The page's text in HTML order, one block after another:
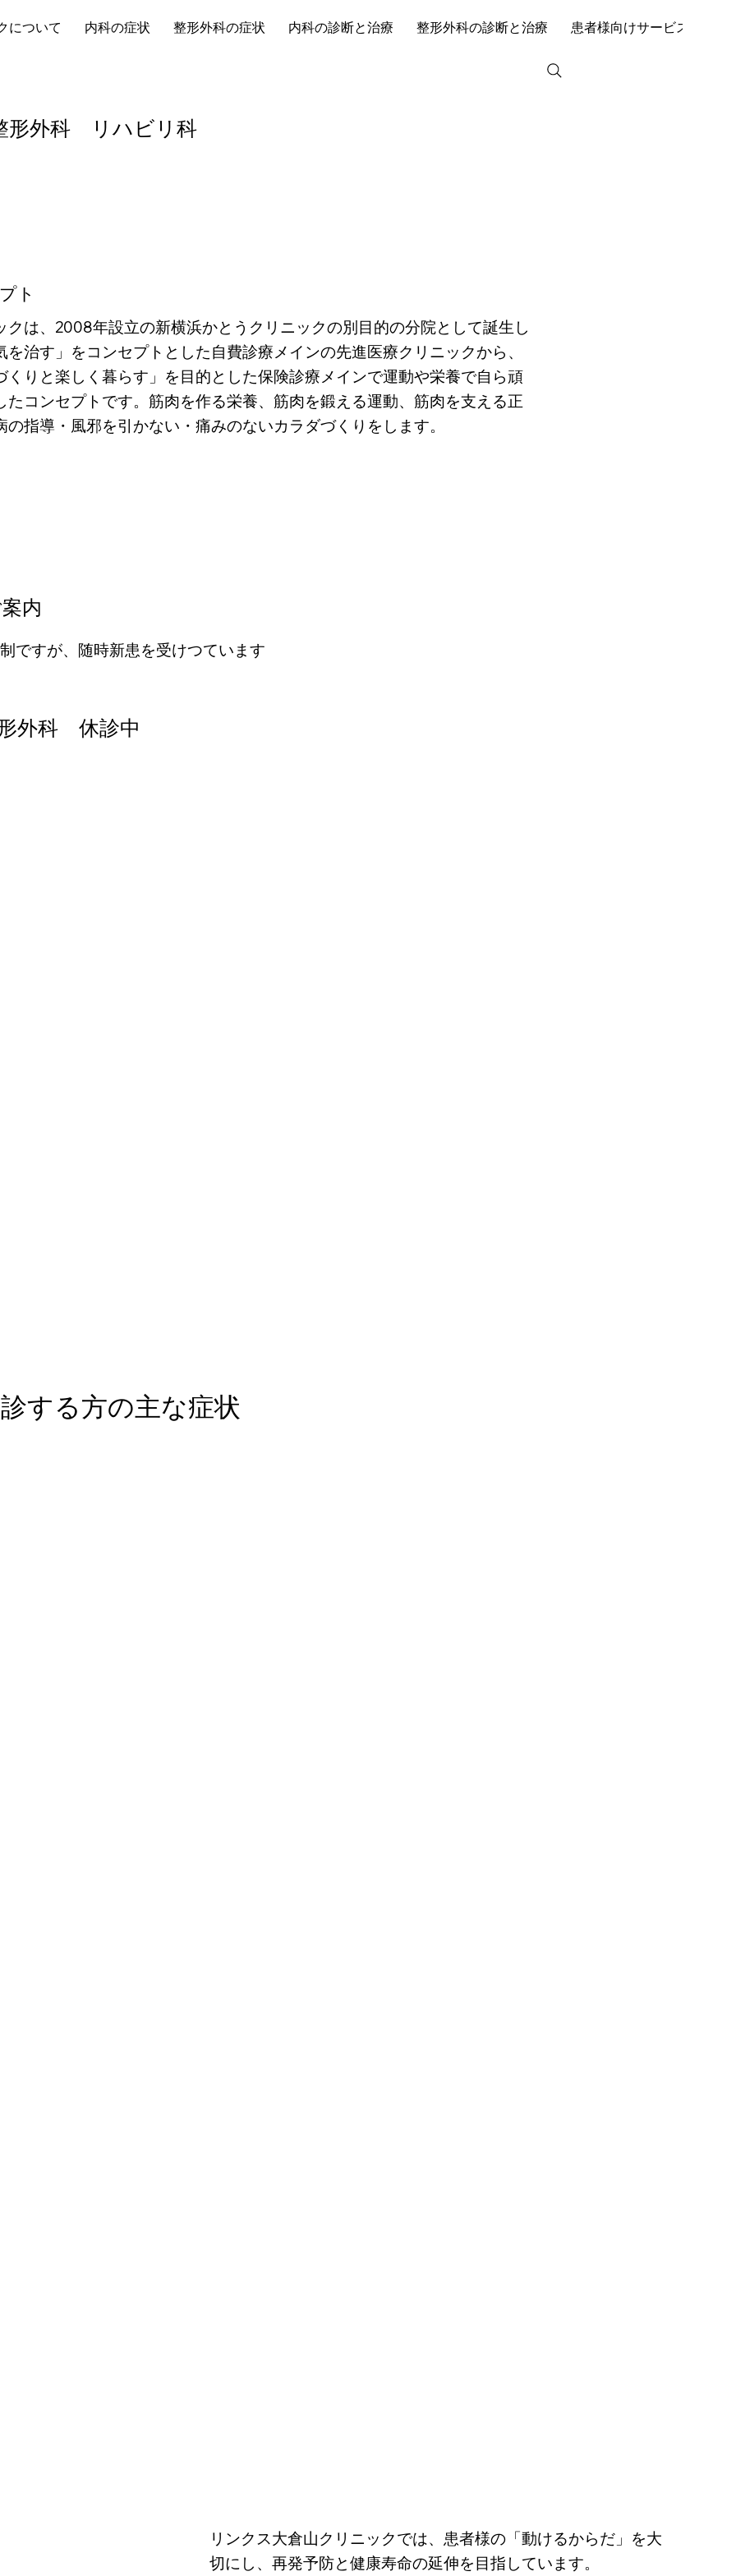
について 内科の症状 整形外科の症状 内科の診断と治療 整形外科の診断と治療 患者様向けサービス
外科 リハビリ科
ト
クは、2008年設立の新横浜かとうクリニックの別目的の分院として誕生し
治す」をコンセプトとした自費診療メインの先進医療クリニックから、
くりと楽しく暮らす」を目的とした保険診療メインで運動や栄養で自ら頑
たコンセプトです。筋肉を作る栄養、筋肉を鍛える運動、筋肉を支える正
指導・風邪を引かない・痛みのないカラダづくりをします。
内
ですが、随時新患を受けつています
外科 休診中
する方の主な症状
リンクス大倉山クリニックでは、患者様の「動けるからだ」を大
切にし、再発予防と健康寿命の延伸を目指しています。